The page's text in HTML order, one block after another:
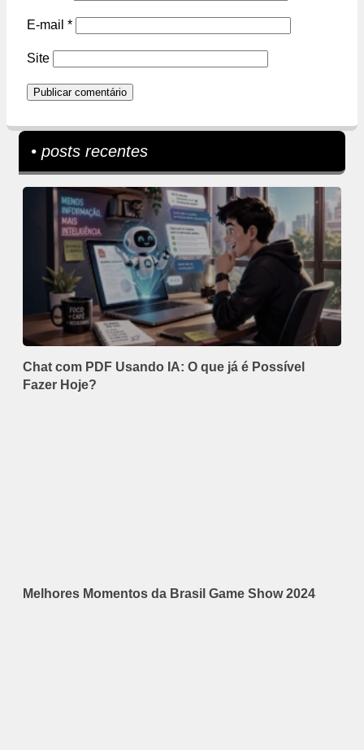
E-mail *
Site
• posts recentes
Chat com PDF Usando IA: O que já é Possível
Fazer Hoje?
Melhores Momentos da Brasil Game Show 2024